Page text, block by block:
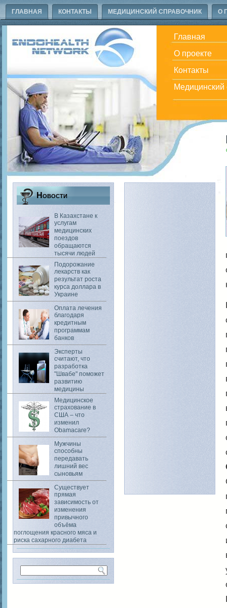
ГЛАВНАЯ КОНТАКТЫ МЕДИЦИНСКИЙ СПРАВОЧНИК О
Главная
О проекте
Контакты
Медицинский
Новости
В Казахстане к
услугам
медицинских
поездов
обращаются
тысячи людей
Подорожание
лекарств как
результат роста
курса доллара в
Украине
Оплата лечения
благодаря
кредитным
программам
банков
Эксперты
считают, что
разработка
"Швабе" поможет
развитию
медицины
Медицинское
страхование в
США – что
изменил
Obamacare?
Мужчины
способны
передавать
лишний вес
сыновьям
Существует
прямая
зависимость от
изменения
привычного
объёма
поглощения красного мяса и
риска сахарного диабета